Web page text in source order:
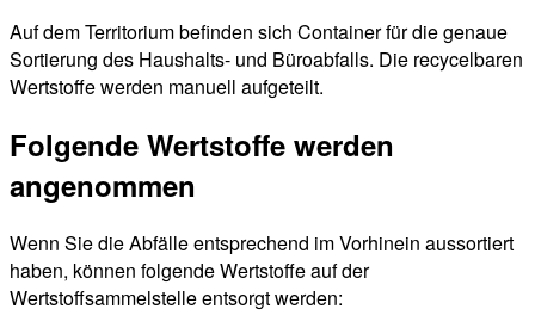
Auf dem Territorium befinden sich Container für die genaue
Sortierung des Haushalts- und Büroabfalls. Die recycelbaren
Wertstoffe werden manuell aufgeteilt.
Folgende Wertstoffe werden
angenommen
Wenn Sie die Abfälle entsprechend im Vorhinein aussortiert
haben, können folgende Wertstoffe auf der
Wertstoffsammelstelle entsorgt werden: